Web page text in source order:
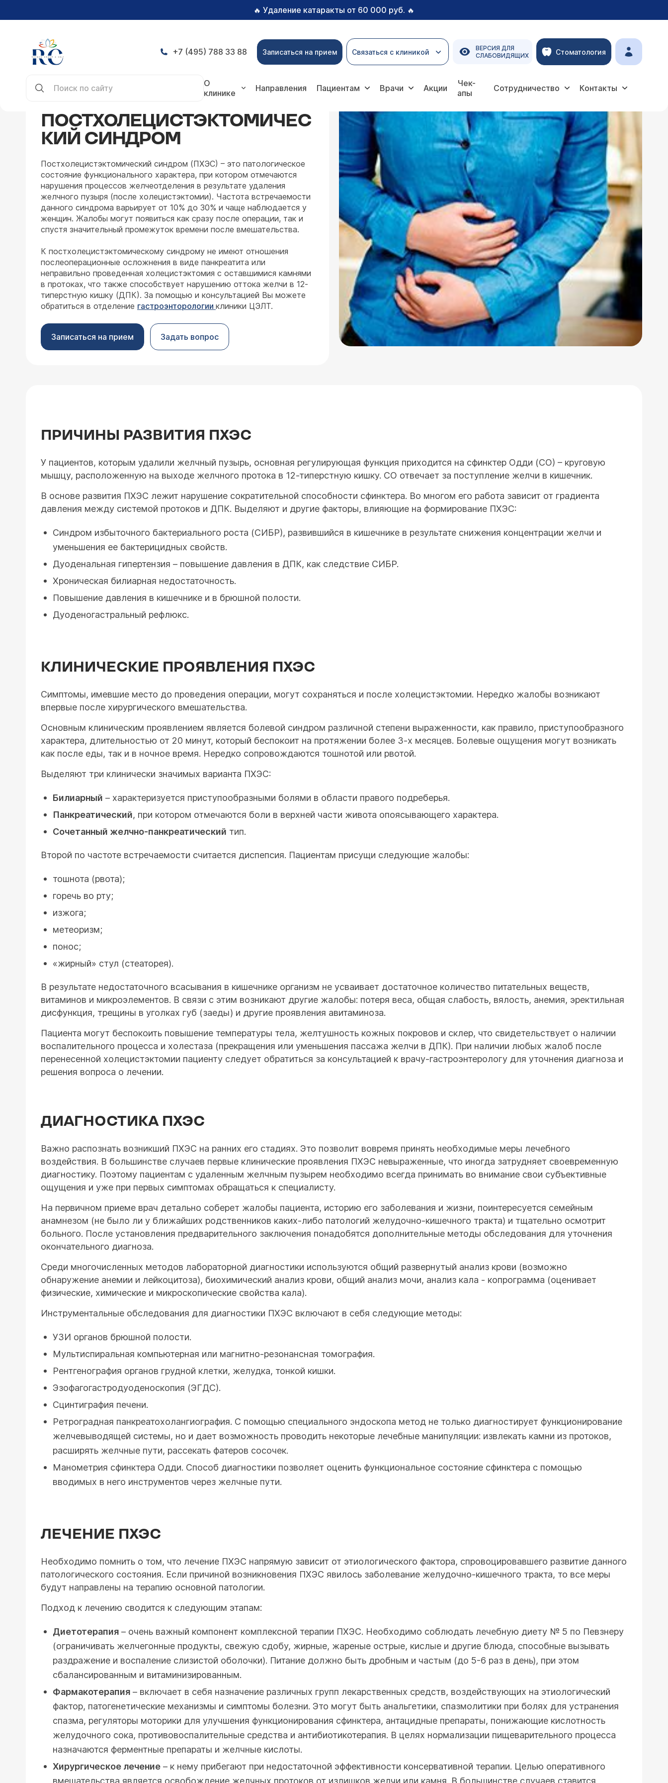
🔥 Удаление катаракты от 60 000 руб. 🔥
+7 (495) 788 33 88 Записаться на прием Связаться с клиникой
ВЕРСИЯ ДЛЯ
СЛАБОВИДЯЩИХ
Стоматология
О
клинике
Направления Пациентам Врачи Акции
Чек-
апы
Сотрудничество Контакты
ПОСТХОЛЕЦИСТЭКТОМИЧЕС
КИЙ СИНДРОМ
Постхолецистэктомический синдром (ПХЭС) – это патологическое
состояние функционального характера, при котором отмечаются
нарушения процессов желчеотделения в результате удаления
желчного пузыря (после холецистэктомии). Частота встречаемости
данного синдрома варьирует от 10% до 30% и чаще наблюдается у
женщин. Жалобы могут появиться как сразу после операции, так и
спустя значительный промежуток времени после вмешательства.
К постхолецистэктомическому синдрому не имеют отношения
послеоперационные осложнения в виде панкреатита или
неправильно проведенная холецистэктомия с оставшимися камнями
в протоках, что также способствует нарушению оттока желчи в 12-
типерстную кишку (ДПК). За помощью и консультацией Вы можете
обратиться в отделение гастроэнторологии клиники ЦЭЛТ.
Записаться на прием Задать вопрос
ПРИЧИНЫ РАЗВИТИЯ ПХЭС
У пациентов, которым удалили желчный пузырь, основная регулирующая функция приходится на сфинктер Одди (СО) – круговую
мышцу, расположенную на выходе желчного протока в 12-типерстную кишку. СО отвечает за поступление желчи в кишечник.
В основе развития ПХЭС лежит нарушение сократительной способности сфинктера. Во многом его работа зависит от градиента
давления между системой протоков и ДПК. Выделяют и другие факторы, влияющие на формирование ПХЭС:
Синдром избыточного бактериального роста (СИБР), развившийся в кишечнике в результате снижения концентрации желчи и
уменьшения ее бактерицидных свойств.
Дуоденальная гипертензия – повышение давления в ДПК, как следствие СИБР.
Хроническая билиарная недостаточность.
Повышение давления в кишечнике и в брюшной полости.
Дуоденогастральный рефлюкс.
КЛИНИЧЕСКИЕ ПРОЯВЛЕНИЯ ПХЭС
Симптомы, имевшие место до проведения операции, могут сохраняться и после холецистэктомии. Нередко жалобы возникают
впервые после хирургического вмешательства.
Основным клиническим проявлением является болевой синдром различной степени выраженности, как правило, приступообразного
характера, длительностью от 20 минут, который беспокоит на протяжении более 3-х месяцев. Болевые ощущения могут возникать
как после еды, так и в ночное время. Нередко сопровождаются тошнотой или рвотой.
Выделяют три клинически значимых варианта ПХЭС:
Билиарный – характеризуется приступообразными болями в области правого подреберья.
Панкреатический, при котором отмечаются боли в верхней части живота опоясывающего характера.
Сочетанный желчно-панкреатический тип.
Второй по частоте встречаемости считается диспепсия. Пациентам присущи следующие жалобы:
тошнота (рвота);
горечь во рту;
изжога;
метеоризм;
понос;
«жирный» стул (стеаторея).
В результате недостаточного всасывания в кишечнике организм не усваивает достаточное количество питательных веществ,
витаминов и микроэлементов. В связи с этим возникают другие жалобы: потеря веса, общая слабость, вялость, анемия, эректильная
дисфункция, трещины в уголках губ (заеды) и другие проявления авитаминоза.
Пациента могут беспокоить повышение температуры тела, желтушность кожных покровов и склер, что свидетельствует о наличии
воспалительного процесса и холестаза (прекращения или уменьшения пассажа желчи в ДПК). При наличии любых жалоб после
перенесенной холецистэктомии пациенту следует обратиться за консультацией к врачу-гастроэнтерологу для уточнения диагноза и
решения вопроса о лечении.
ДИАГНОСТИКА ПХЭС
Важно распознать возникший ПХЭС на ранних его стадиях. Это позволит вовремя принять необходимые меры лечебного
воздействия. В большинстве случаев первые клинические проявления ПХЭС невыраженные, что иногда затрудняет своевременную
диагностику. Поэтому пациентам с удаленным желчным пузырем необходимо всегда принимать во внимание свои субъективные
ощущения и уже при первых симптомах обращаться к специалисту.
На первичном приеме врач детально соберет жалобы пациента, историю его заболевания и жизни, поинтересуется семейным
анамнезом (не было ли у ближайших родственников каких-либо патологий желудочно-кишечного тракта) и тщательно осмотрит
больного. После установления предварительного заключения понадобятся дополнительные методы обследования для уточнения
окончательного диагноза.
Среди многочисленных методов лабораторной диагностики используются общий развернутый анализ крови (возможно
обнаружение анемии и лейкоцитоза), биохимический анализ крови, общий анализ мочи, анализ кала - копрограмма (оценивает
физические, химические и микроскопические свойства кала).
Инструментальные обследования для диагностики ПХЭС включают в себя следующие методы:
УЗИ органов брюшной полости.
Мультиспиральная компьютерная или магнитно-резонансная томография.
Рентгенография органов грудной клетки, желудка, тонкой кишки.
Эзофагогастродуоденоскопия (ЭГДС).
Сцинтиграфия печени.
Ретроградная панкреатохолангиография. С помощью специального эндоскопа метод не только диагностирует функционирование
желчевыводящей системы, но и дает возможность проводить некоторые лечебные манипуляции: извлекать камни из протоков,
расширять желчные пути, рассекать фатеров сосочек.
Манометрия сфинктера Одди. Способ диагностики позволяет оценить функциональное состояние сфинктера с помощью
вводимых в него инструментов через желчные пути.
ЛЕЧЕНИЕ ПХЭС
Необходимо помнить о том, что лечение ПХЭС напрямую зависит от этиологического фактора, спровоцировавшего развитие данного
патологического состояния. Если причиной возникновения ПХЭС явилось заболевание желудочно-кишечного тракта, то все меры
будут направлены на терапию основной патологии.
Подход к лечению сводится к следующим этапам:
Диетотерапия – очень важный компонент комплексной терапии ПХЭС. Необходимо соблюдать лечебную диету № 5 по Певзнеру
(ограничивать желчегонные продукты, свежую сдобу, жирные, жареные острые, кислые и другие блюда, способные вызывать
раздражение и воспаление слизистой оболочки). Питание должно быть дробным и частым (до 5-6 раз в день), при этом
сбалансированным и витаминизированным.
Фармакотерапия – включает в себя назначение различных групп лекарственных средств, воздействующих на этиологический
фактор, патогенетические механизмы и симптомы болезни. Это могут быть анальгетики, спазмолитики при болях для устранения
спазма, регуляторы моторики для улучшения функционирования сфинктера, антацидные препараты, понижающие кислотность
желудочного сока, противовоспалительные средства и антибиотикотерапия. В целях нормализации пищеварительного процесса
назначаются ферментные препараты и желчные кислоты.
Хирургическое лечение – к нему прибегают при недостаточной эффективности консервативной терапии. Целью оперативного
вмешательства является освобождение желчных протоков от излишков желчи или камня. В большинстве случаев ставится